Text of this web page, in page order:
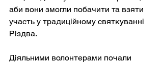
аби вони змогли побачити та взяти
участь у традиційному святкуванні
Різдва.
Діяльними волонтерами почали